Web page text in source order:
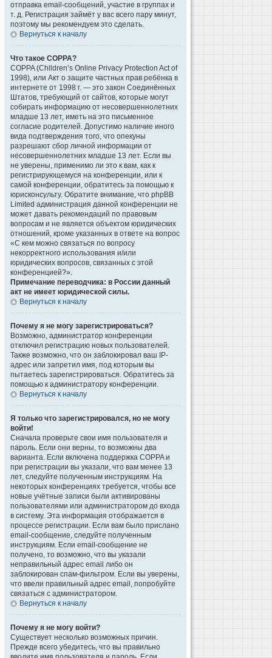
отправка email-сообщений, участие в группах и
т. д. Регистрация займёт у вас всего пару минут,
поэтому мы рекомендуем это сделать.
Вернуться к началу
Что такое COPPA?
COPPA (Children’s Online Privacy Protection Act of
1998), или Акт о защите частных прав ребёнка в
интернете от 1998 г. — это закон Соединённых
Штатов, требующий от сайтов, которые могут
собирать информацию от несовершеннолетних
младше 13 лет, иметь на это письменное
согласие родителей. Допустимо наличие иного
вида подтверждения того, что опекуны
разрешают сбор личной информации от
несовершеннолетних младше 13 лет. Если вы
не уверены, применимо ли это к вам, как к
регистрирующемуся на конференции, или к
самой конференции, обратитесь за помощью к
юрисконсульту. Обратите внимание, что phpBB
Limited администрация данной конференции не
может давать рекомендаций по правовым
вопросам и не является объектом юридических
отношений, кроме указанных в ответе на вопрос
«С кем можно связаться по вопросу
некорректного использования и/или
юридических вопросов, связанных с этой
конференцией?».
Примечание переводчика: в России данный
акт не имеет юридической силы.
Вернуться к началу
Почему я не могу зарегистрироваться?
Возможно, администратор конференции
отключил регистрацию новых пользователей.
Также возможно, что он заблокировал ваш IP-
адрес или запретил имя, под которым вы
пытаетесь зарегистрироваться. Обратитесь за
помощью к администратору конференции.
Вернуться к началу
Я только что зарегистрировался, но не могу
войти!
Сначала проверьте свои имя пользователя и
пароль. Если они верны, то возможны два
варианта. Если включена поддержка COPPA и
при регистрации вы указали, что вам менее 13
лет, следуйте полученным инструкциям. На
некоторых конференциях требуется, чтобы все
новые учётные записи были активированы
пользователями или администратором до входа
в систему. Эта информация отображается в
процессе регистрации. Если вам было прислано
email-сообщение, следуйте полученным
инструкциям. Если email-сообщение не
получено, то возможно, что вы указали
неправильный адрес email либо он
заблокирован спам-фильтром. Если вы уверены,
что ввели правильный адрес email, попробуйте
связаться с администратором.
Вернуться к началу
Почему я не могу войти?
Существует несколько возможных причин.
Прежде всего убедитесь, что вы правильно